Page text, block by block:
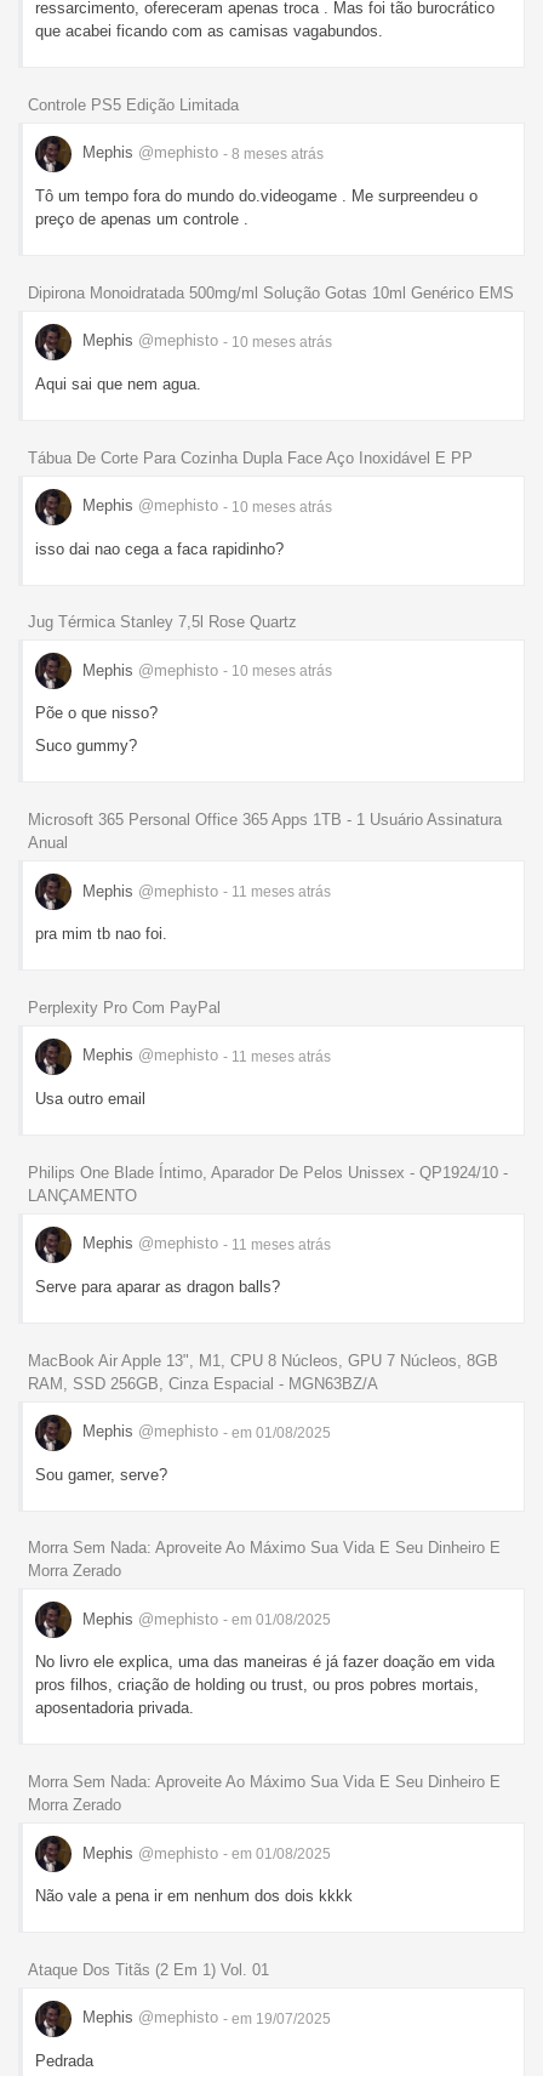
ressarcimento, ofereceram apenas troca . Mas foi tão burocrático
que acabei ficando com as camisas vagabundos.
Controle PS5 Edição Limitada
Mephis @mephisto - 8 meses atrás
Tô um tempo fora do mundo do.videogame . Me surpreendeu o
preço de apenas um controle .
Dipirona Monoidratada 500mg/ml Solução Gotas 10ml Genérico EMS
Mephis @mephisto - 10 meses atrás
Aqui sai que nem agua.
Tábua De Corte Para Cozinha Dupla Face Aço Inoxidável E PP
Mephis @mephisto - 10 meses atrás
isso dai nao cega a faca rapidinho?
Jug Térmica Stanley 7,5l Rose Quartz
Mephis @mephisto - 10 meses atrás
Põe o que nisso?
Suco gummy?
Microsoft 365 Personal Office 365 Apps 1TB - 1 Usuário Assinatura
Anual
Mephis @mephisto - 11 meses atrás
pra mim tb nao foi.
Perplexity Pro Com PayPal
Mephis @mephisto - 11 meses atrás
Usa outro email
Philips One Blade Íntimo, Aparador De Pelos Unissex - QP1924/10 -
LANÇAMENTO
Mephis @mephisto - 11 meses atrás
Serve para aparar as dragon balls?
MacBook Air Apple 13", M1, CPU 8 Núcleos, GPU 7 Núcleos, 8GB
RAM, SSD 256GB, Cinza Espacial - MGN63BZ/A
Mephis @mephisto - em 01/08/2025
Sou gamer, serve?
Morra Sem Nada: Aproveite Ao Máximo Sua Vida E Seu Dinheiro E
Morra Zerado
Mephis @mephisto - em 01/08/2025
No livro ele explica, uma das maneiras é já fazer doação em vida
pros filhos, criação de holding ou trust, ou pros pobres mortais,
aposentadoria privada.
Morra Sem Nada: Aproveite Ao Máximo Sua Vida E Seu Dinheiro E
Morra Zerado
Mephis @mephisto - em 01/08/2025
Não vale a pena ir em nenhum dos dois kkkk
Ataque Dos Titãs (2 Em 1) Vol. 01
Mephis @mephisto - em 19/07/2025
Pedrada